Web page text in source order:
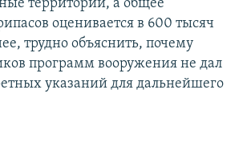
территории, а общее
оценивается в 600 тысяч
трудно объяснить, почему
программ вооружения не дал
указаний для дальнейшего